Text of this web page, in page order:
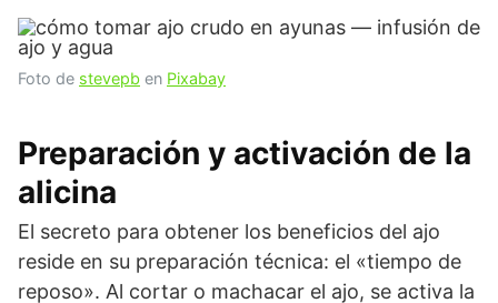
Foto de stevepb en Pixabay
Preparación y activación de la
alicina
El secreto para obtener los beneficios del ajo
reside en su preparación técnica: el «tiempo de
reposo». Al cortar o machacar el ajo, se activa la